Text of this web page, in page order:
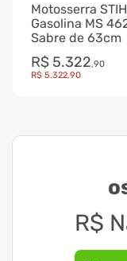
Motosserra
Gasolina MS
Sabre de 63cm
R$ 5.322,90
R$ 5.322,90
R$